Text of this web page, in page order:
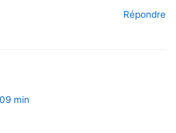
Répondre
min